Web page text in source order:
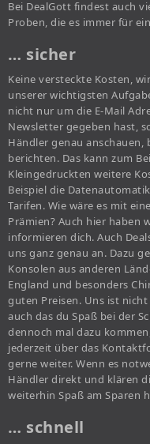
Bei DealGott findest auch
Proben, die es immer für
… sicher
Keine versteckte Kosten,
unserer wichtigsten
nicht nur um die E-Mail
Newsletter gegeben hast,
Händler genau anschauen,
berichten. Das kann zum
Kleingedruckten weitere
Beispiel die
Tarifen. Wie wäre es mit
Prämien? Auch hier haben
informieren dich. Auch
uns ganz genau an. Dazu
Konsolen aus anderen
England und besonders
guten Preisen. Uns ist
auch das du Spaß bei der
dennoch mal dazu
jederzeit über das
gerne weiter. Wenn es
Händler direkt und klären
weiterhin Spaß am Sparen
… schnell